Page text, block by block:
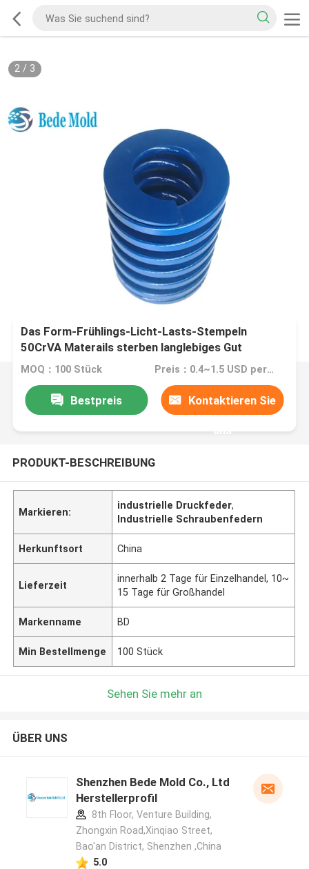
2/ 3
Das Form-Frühlings-Licht-Lasts-Stempeln
50CrVA Materails sterben langlebiges Gut
Zeitlimit-Einspritzung Ods 25mm
MOQ：100 Stück Preis：0.4~1.5 USD per piece
Bestpreis Kontaktieren Sie
uns
PRODUKT-BESCHREIBUNG
Markieren:
industrielle Druckfeder,
Industrielle Schraubenfedern
Herkunftsort China
Lieferzeit
innerhalb 2 Tage für Einzelhandel, 10~
15 Tage für Großhandel
Markenname BD
Min Bestellmenge 100 Stück
Sehen Sie mehr an
ÜBER UNS
Shenzhen Bede Mold Co., Ltd
Herstellerprofil
8th Floor, Venture Building,
Zhongxin Road,Xinqiao Street,
Bao'an District, Shenzhen ,China
5.0